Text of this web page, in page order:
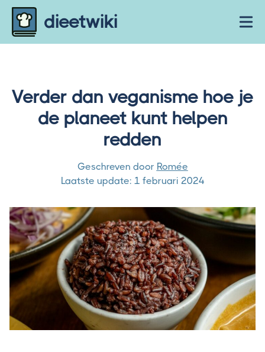
Skip to content
dieetwiki
Verder dan veganisme hoe je
de planeet kunt helpen
redden
Geschreven door Romée
Laatste update: 1 februari 2024